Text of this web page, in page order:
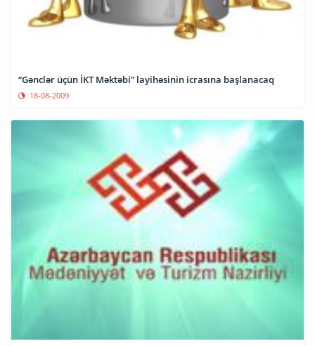
“Gənclər üçün İKT Məktəbi” layihəsinin icrasına başlanacaq
18-08-2009